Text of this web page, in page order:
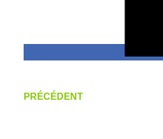
PRÉCÉDENT